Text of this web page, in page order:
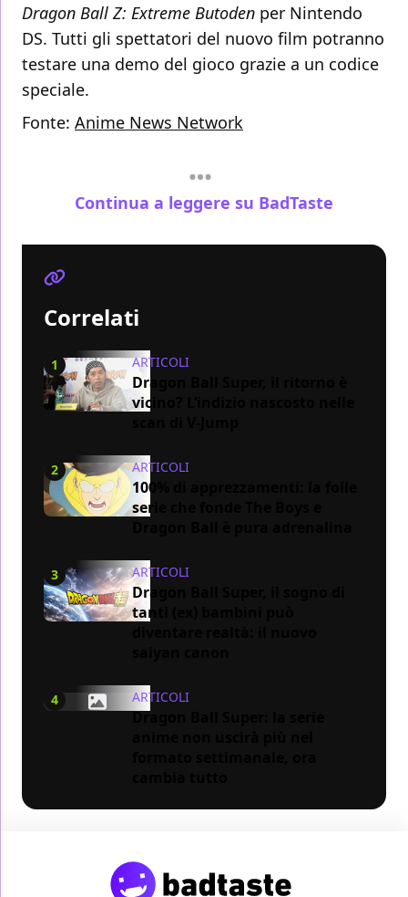
Dragon Ball Z: Extreme Butoden per Nintendo
DS. Tutti gli spettatori del nuovo film potranno
testare una demo del gioco grazie a un codice
speciale.
Fonte: Anime News Network
Continua a leggere su BadTaste
Correlati
1 ARTICOLI
Dragon Ball Super, il ritorno è
vicino? L’indizio nascosto nelle
2 ARTICOLI
100% di apprezzamenti: la folle
serie che fonde The Boys e
3 ARTICOLI
Dragon Ball Super, il sogno di
tanti (ex) bambini può
4 ARTICOLI
Dragon Ball Super: la serie